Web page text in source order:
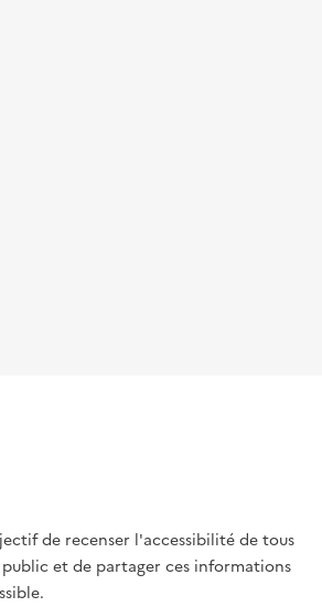
de recenser l'accessibilité de tous
et de partager ces informations